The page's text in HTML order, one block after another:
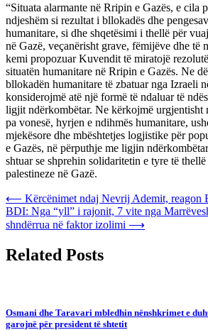
“Situata alarmante në Rripin e Gazës, e cila
ndjeshëm si rezultat i bllokadës dhe
humanitare, si dhe shqetësimi i thellë për
në Gazë, veçanërisht grave, fëmijëve dhe të
kemi propozuar Kuvendit të miratojë
situatën humanitare në Rripin e Gazës. Ne
bllokadën humanitare të zbatuar nga Izraeli
konsiderojmë atë një formë të ndaluar të
ligjit ndërkombëtar. Ne kërkojmë urgjentisht
pa vonesë, hyrjen e ndihmës humanitare,
mjekësore dhe mbështetjes logjistike për
e Gazës, në përputhje me ligjin
shtuar se shprehin solidaritetin e tyre të
palestineze në Gazë.
Post
navigation
⟵ Kërcënimet ndaj Nevrij Ademit, reagon
BDI: Nga “yll” i rajonit, 7 vite nga
shndërrua në faktor izolimi ⟶
Related Posts
Osmani dhe Taravari mbledhin nënshkrimet e
garojnë për president të shtetit